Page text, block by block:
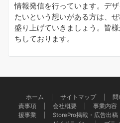
情報発信を行っています。デ
たいという想いがある方は、
盛り上げていきましょう。皆
ちしております。
ホーム サイトマップ 問
責事項
会社概要 事業内容
援事業
StorePro掲載・広告出稿